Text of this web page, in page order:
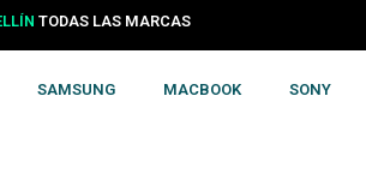
TODAS LAS MARCAS
SAMSUNG MACBOOK SONY